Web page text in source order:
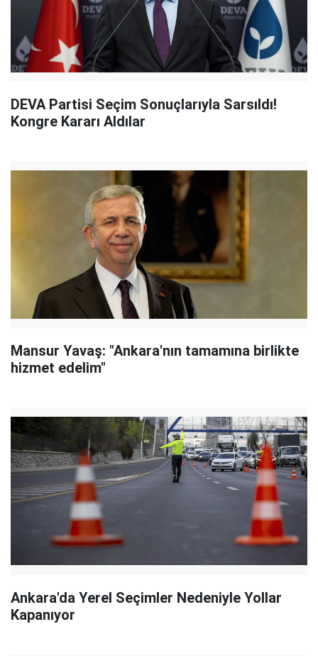
DEVA Partisi Seçim Sonuçlarıyla Sarsıldı!
Kongre Kararı Aldılar
Mansur Yavaş: "Ankara'nın tamamına birlikte
hizmet edelim"
Ankara'da Yerel Seçimler Nedeniyle Yollar
Kapanıyor